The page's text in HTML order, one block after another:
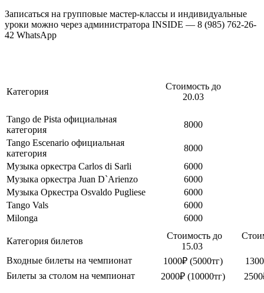
Записаться на групповые мастер-классы и индивидуальные
уроки можно через администратора INSIDE — 8 (985) 762-26-
42 WhatsApp
Категория
Стоимость до
20.03
Tango de Pista официальная
категория
8000
Tango Escenario официальная
категория
8000
Музыка оркестра Carlos di Sarli
6000
Музыка оркестра Juan D`Arienzo
6000
Музыка Оркестра Osvaldo Pugliese
6000
Tango Vals
6000
Milonga
6000
Категория билетов
Стоимость до
15.03
Входные билеты на чемпионат 1000₽ (5000тг) 1300
Билеты за столом на чемпионат
2000₽ (10000тг)